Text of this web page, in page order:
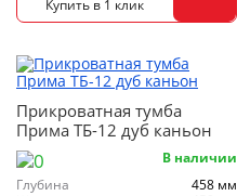
Прикроватная тумба
Прима ТБ-12 дуб каньон
В наличии
Глубина
458 мм